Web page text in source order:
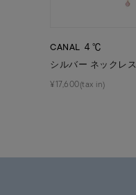
CANAL ４℃
シルバー ネックレス
¥17,600(tax in)